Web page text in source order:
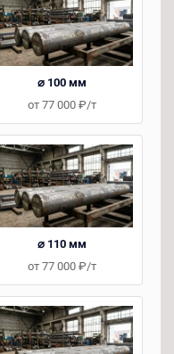
⌀ 100 мм
от 77 000 ₽/т
⌀ 110 мм
от 77 000 ₽/т